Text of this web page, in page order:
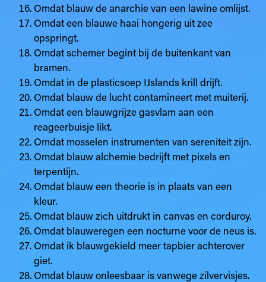
Omdat blauw de anarchie van een lawine omlijst.
Omdat een blauwe haai hongerig uit zee
opspringt.
Omdat schemer begint bij de buitenkant van
bramen.
Omdat in de plasticsoep IJslands krill drijft.
Omdat blauw de lucht contamineert met muiterij.
Omdat een blauwgrijze gasvlam aan een
reageerbuisje likt.
Omdat mosselen instrumenten van sereniteit zijn.
Omdat blauw alchemie bedrijft met pixels en
terpentijn.
Omdat blauw een theorie is in plaats van een
kleur.
Omdat blauw zich uitdrukt in canvas en corduroy.
Omdat blauweregen een nocturne voor de neus is.
Omdat ik blauwgekield meer tapbier achterover
giet.
Omdat blauw onleesbaar is vanwege zilvervisjes.